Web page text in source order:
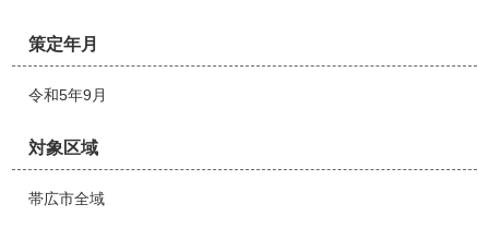
策定年月
令和5年9月
対象区域
帯広市全域